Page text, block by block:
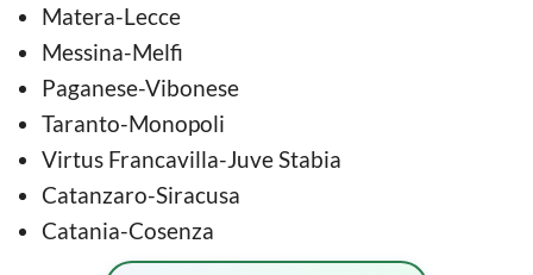
Matera-Lecce
Messina-Melfi
Paganese-Vibonese
Taranto-Monopoli
Virtus Francavilla-Juve Stabia
Catanzaro-Siracusa
Catania-Cosenza